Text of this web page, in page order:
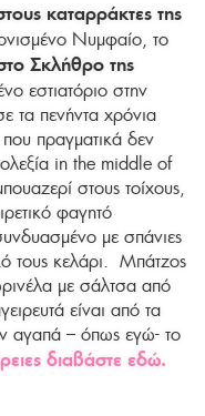
καταρράκτες της
Νυμφαίο, το
Σκλήθρο της
εστιατόριο στην
τα πενήντα χρόνια
που πραγματικά δεν
in the middle of
στους τοίχους,
φαγητό
με σπάνιες
τους κελάρι. Μπάτζος
με σάλτσα από
είναι από τα
αγαπά – όπως εγώ- το
διαβάστε εδώ.